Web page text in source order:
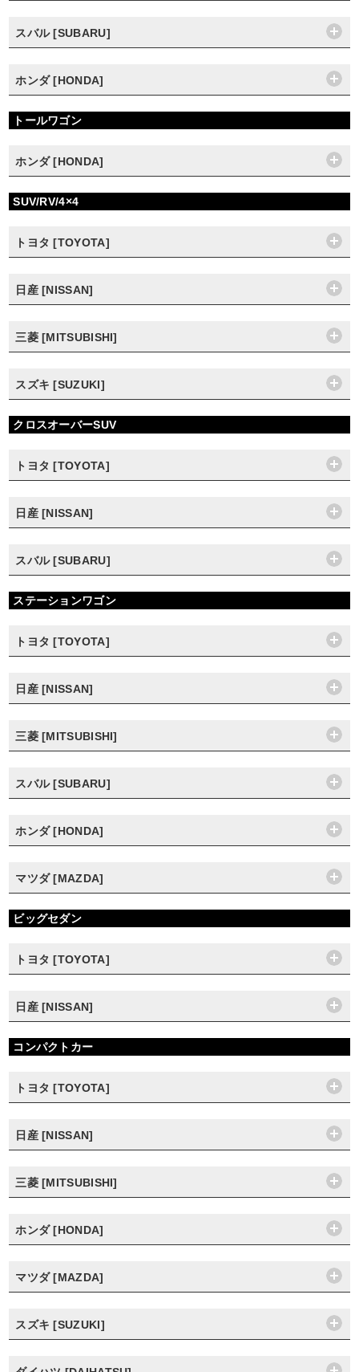
スバル [SUBARU]
ホンダ [HONDA]
トールワゴン
ホンダ [HONDA]
SUV/RV/4×4
トヨタ [TOYOTA]
日産 [NISSAN]
三菱 [MITSUBISHI]
スズキ [SUZUKI]
クロスオーバーSUV
トヨタ [TOYOTA]
日産 [NISSAN]
スバル [SUBARU]
ステーションワゴン
トヨタ [TOYOTA]
日産 [NISSAN]
三菱 [MITSUBISHI]
スバル [SUBARU]
ホンダ [HONDA]
マツダ [MAZDA]
ビッグセダン
トヨタ [TOYOTA]
日産 [NISSAN]
コンパクトカー
トヨタ [TOYOTA]
日産 [NISSAN]
三菱 [MITSUBISHI]
ホンダ [HONDA]
マツダ [MAZDA]
スズキ [SUZUKI]